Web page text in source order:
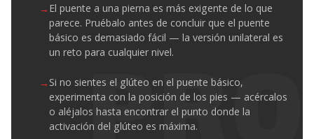
El puente a una pierna es más exigente de lo que
parece. Pruébalo antes de concluir que el puente
básico es demasiado fácil — la versión unilateral es
un reto para cualquier nivel.
Si no sientes el glúteo en el puente básico,
experimenta con la posición de los pies — acércalos
o aléjalos hasta encontrar el punto donde la
activación del glúteo es máxima.